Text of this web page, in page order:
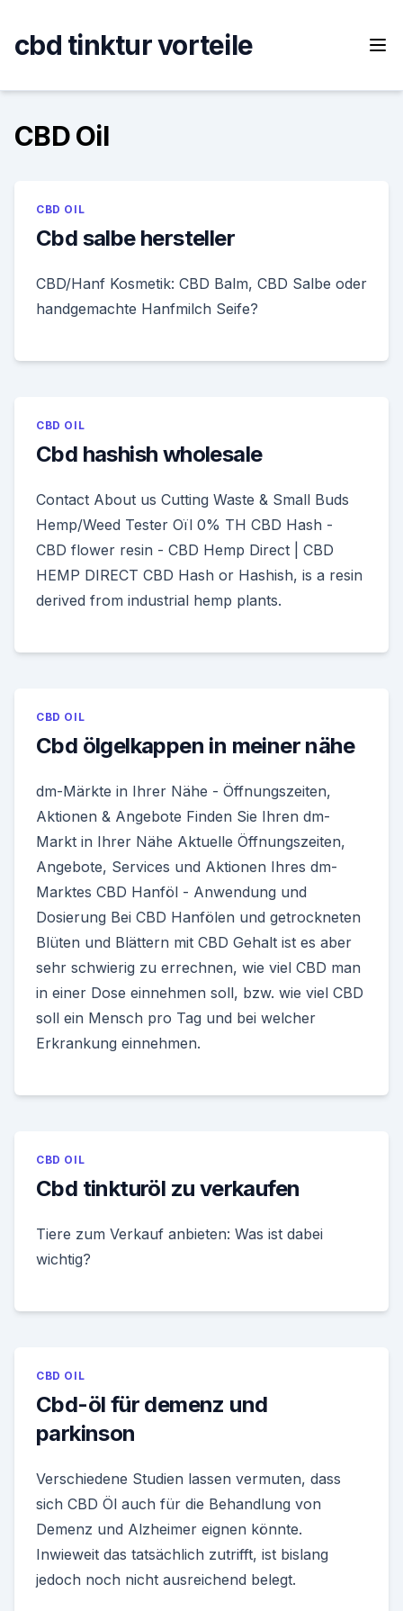
content
cbd tinktur vorteile
CBD Oil
CBD OIL
Cbd salbe hersteller
CBD/Hanf Kosmetik: CBD Balm, CBD Salbe oder
handgemachte Hanfmilch Seife?
CBD OIL
Cbd hashish wholesale
Contact About us Cutting Waste & Small Buds
Hemp/Weed Tester Oïl 0% TH CBD Hash -
CBD flower resin - CBD Hemp Direct | CBD
HEMP DIRECT CBD Hash or Hashish, is a resin
derived from industrial hemp plants.
CBD OIL
Cbd ölgelkappen in meiner nähe
dm-Märkte in Ihrer Nähe - Öffnungszeiten,
Aktionen & Angebote Finden Sie Ihren dm-
Markt in Ihrer Nähe Aktuelle Öffnungszeiten,
Angebote, Services und Aktionen Ihres dm-
Marktes CBD Hanföl - Anwendung und
Dosierung Bei CBD Hanfölen und getrockneten
Blüten und Blättern mit CBD Gehalt ist es aber
sehr schwierig zu errechnen, wie viel CBD man
in einer Dose einnehmen soll, bzw. wie viel CBD
soll ein Mensch pro Tag und bei welcher
Erkrankung einnehmen.
CBD OIL
Cbd tinkturöl zu verkaufen
Tiere zum Verkauf anbieten: Was ist dabei
wichtig?
CBD OIL
Cbd-öl für demenz und
parkinson
Verschiedene Studien lassen vermuten, dass
sich CBD Öl auch für die Behandlung von
Demenz und Alzheimer eignen könnte.
Inwieweit das tatsächlich zutrifft, ist bislang
jedoch noch nicht ausreichend belegt.